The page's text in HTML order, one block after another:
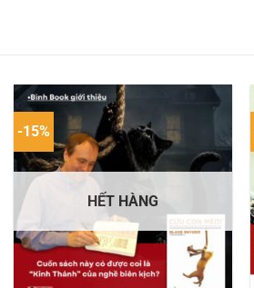
-15%
HẾT HÀNG